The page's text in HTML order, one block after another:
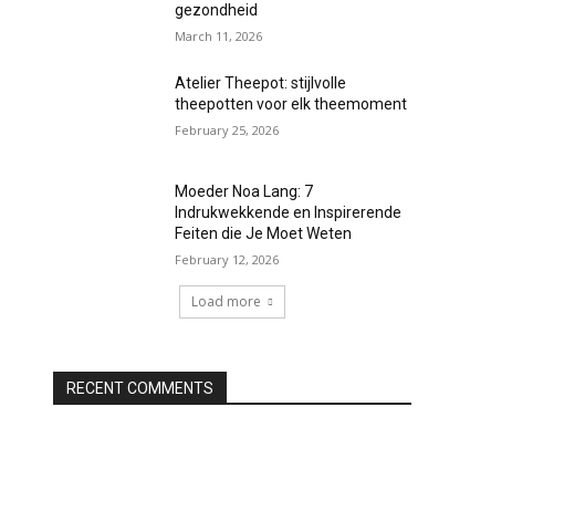
gezondheid
March 11, 2026
Atelier Theepot: stijlvolle
theepotten voor elk theemoment
February 25, 2026
Moeder Noa Lang: 7
Indrukwekkende en Inspirerende
Feiten die Je Moet Weten
February 12, 2026
Load more
RECENT COMMENTS